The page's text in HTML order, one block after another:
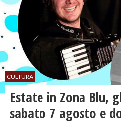
CULTURA
Estate in Zona Blu,
sabato 7 agosto e